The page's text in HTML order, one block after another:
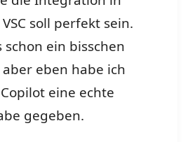
soll perfekt sein.
schon ein bisschen
eben habe ich
eine echte
gegeben.